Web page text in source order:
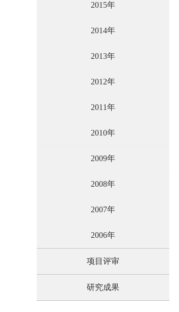
2015年
2014年
2013年
2012年
2011年
2010年
2009年
2008年
2007年
2006年
项目评审
研究成果